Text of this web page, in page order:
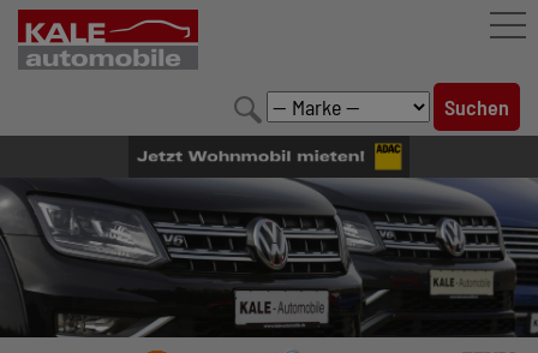
FAHRZEUGBESTAND
LEISTUNGEN
KONFIGURATOR
MARKENWELT